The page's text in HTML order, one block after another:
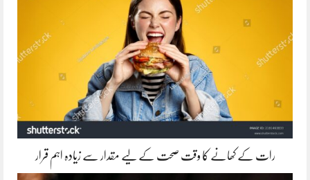
رات کے کھانے کا وقت صحت کے لیے مقدار سے زیادہ اہم قرار